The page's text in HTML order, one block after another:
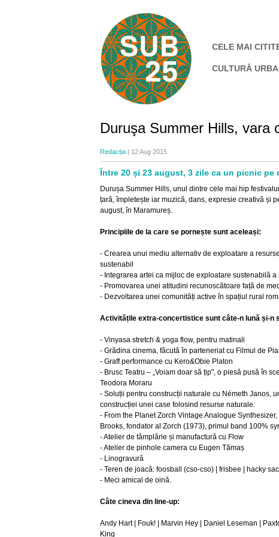
CELE MAI
CULTURĂ
Duruşa Summer Hills, vara
Redacția | 12 Aug 2015
Între 20 și 23 august, 3 zile ca un picnic pe
Durușa Summer Hills, unul dintre cele mai hip
țară, împletește iar muzică, dans, expresie creativă și
august, în Maramureș.
Principiile de la care se pornește sunt aceleași:
- Crearea unui mediu alternativ de exploatare a
sustenabil
- Integrarea artei ca mijloc de exploatare sustenabilă a
- Promovarea unei atitudini recunoscătoare față de
- Dezvoltarea unei comunități active în spațiul rural
Activitățile extra-concertistice sunt câte-n lună și-n
- Vinyasa stretch & yoga flow, pentru matinali
- Grădina cinema, făcută în parteneriat cu Filmul de
- Graff performance cu Kero&Obie Platon
- Brusc Teatru – „Voiam doar să țip", o piesă pusă în
Teodora Moraru
- Soluții pentru construcții naturale cu Németh Janos,
construcției unei case folosind resurse naturale.
- From the Planet Zorch Vintage Analogue Synthesizer,
Brooks, fondator al Zorch (1973), primul band 100%
- Atelier de tâmplărie și manufactură cu Flow
- Atelier de pinhole camera cu Eugen Tămaș
- Linogravură
- Teren de joacă: foosball (cso-cso) | frisbee | hacky
- Meci amical de oină.
Câte cineva din line-up:
Andy Hart | Fouk! | Marvin Hey | Daniel Leseman |
King